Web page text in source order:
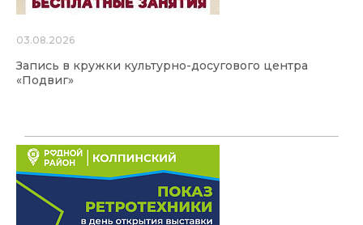
03.08.2026
Запись в кружки культурно-досугового центра
«Подвиг»